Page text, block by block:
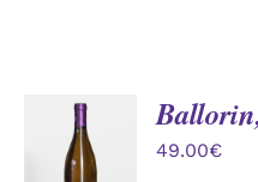
AJOUTER
AU
PANIER
49.00€